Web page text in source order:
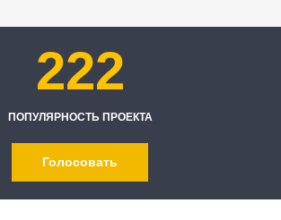
222
ПОПУЛЯРНОСТЬ ПРОЕКТА
Голосовать